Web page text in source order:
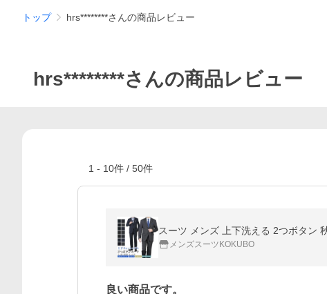
トップ hrs********さんの商品レビュー
hrs********さんの商品レビュー
1 - 10件 / 50件
スーツ メンズ 上下洗える 2つボタン
メンズスーツKOKUBO
良い商品です。